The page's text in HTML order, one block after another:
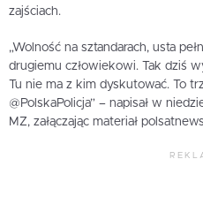
zajściach.
„Wolność na sztandarach, usta
drugiemu człowiekowi. Tak dziś
Tu nie ma z kim dyskutować. To
@PolskaPolicja” – napisał w
MZ, załączając materiał